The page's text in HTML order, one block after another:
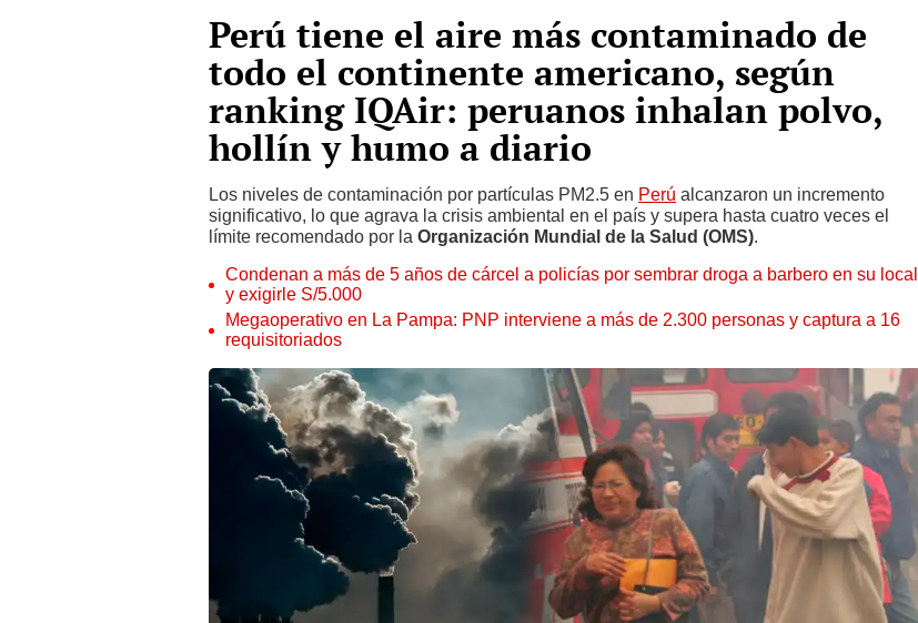
Perú tiene el aire más contaminado de
todo el continente americano, según
ranking IQAir: peruanos inhalan polvo,
hollín y humo a diario
Los niveles de contaminación por partículas PM2.5 en Perú alcanzaron un incremento
significativo, lo que agrava la crisis ambiental en el país y supera hasta cuatro veces el
límite recomendado por la Organización Mundial de la Salud (OMS).
Condenan a más de 5 años de cárcel a policías por sembrar droga a barbero en su local
y exigirle S/5.000
Megaoperativo en La Pampa: PNP interviene a más de 2.300 personas y captura a 16
requisitoriados